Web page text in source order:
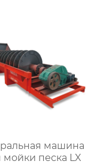
машина
мойки песка LX